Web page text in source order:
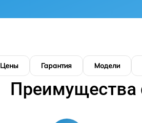
Цены Гарантия Модели
Преимущества